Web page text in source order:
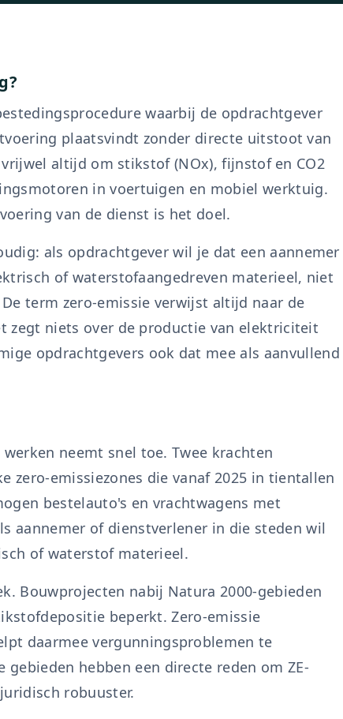
waarbij de opdrachtgever
plaatsvindt zonder directe uitstoot van
altijd om stikstof (NOx), fijnstof en CO2
in voertuigen en mobiel werktuig.
van de dienst is het doel.
als opdrachtgever wil je dat een aannemer
of waterstofaangedreven materieel, niet
term zero-emissie verwijst altijd naar de
zegt niets over de productie van elektriciteit
opdrachtgevers ook dat mee als aanvullend
neemt snel toe. Twee krachten
zero-emissiezones die vanaf 2025 in tientallen
bestelauto's en vrachtwagens met
aannemer of dienstverlener in die steden wil
of waterstof materieel.
Bouwprojecten nabij Natura 2000-gebieden
beperkt. Zero-emissie
daarmee vergunningsproblemen te
hebben een directe reden om ZE-
robuuster.